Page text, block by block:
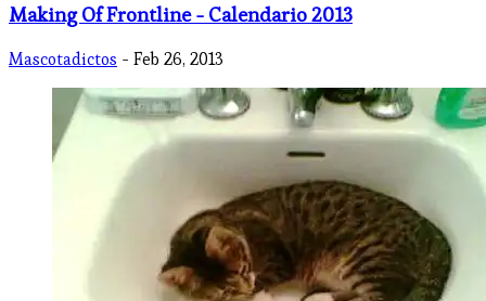
Making Of Frontline - Calendario 2013
Mascotadictos - Feb 26, 2013